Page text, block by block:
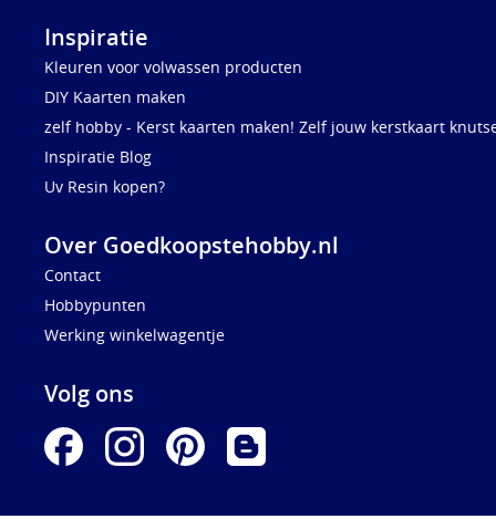
Inspiratie
Kleuren voor volwassen producten
DIY Kaarten maken
zelf hobby - Kerst kaarten maken! Zelf jouw kerstkaart
Inspiratie Blog
Uv Resin kopen?
Over Goedkoopstehobby.nl
Contact
Hobbypunten
Werking winkelwagentje
Volg ons